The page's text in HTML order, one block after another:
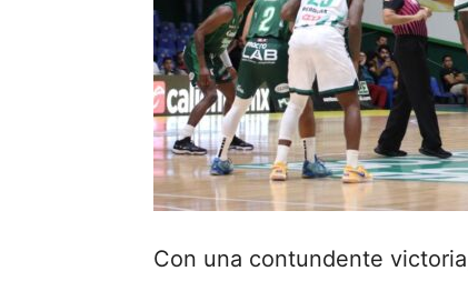
Con una contundente